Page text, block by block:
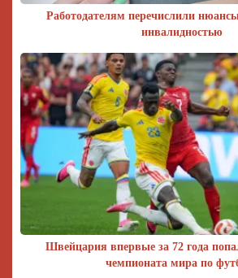
Работодателям перечислили
инвалидностью
Швейцария впервые за 72 года
чемпионата мира по